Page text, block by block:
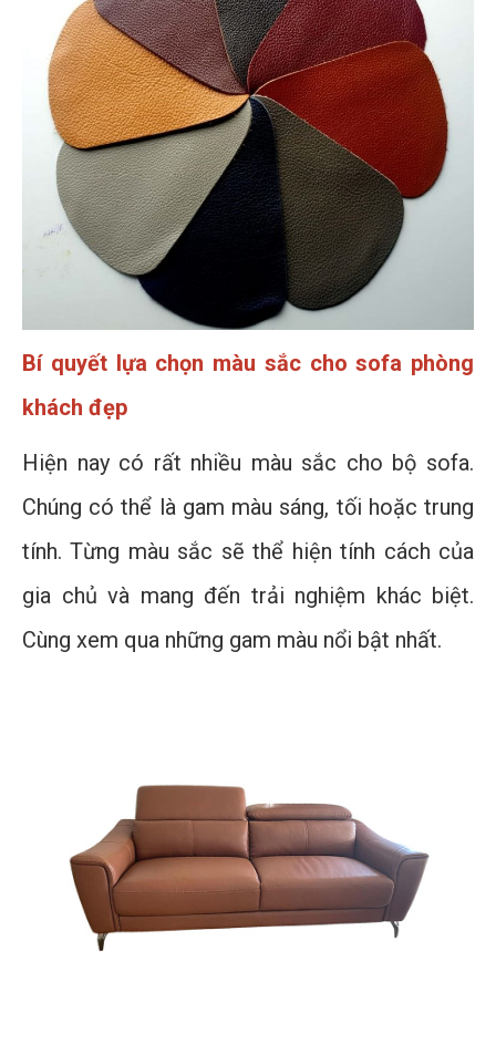
Bí quyết lựa chọn màu sắc cho sofa phòng
khách đẹp
Hiện nay có rất nhiều màu sắc cho bộ sofa.
Chúng có thể là gam màu sáng, tối hoặc trung
tính. Từng màu sắc sẽ thể hiện tính cách của
gia chủ và mang đến trải nghiệm khác biệt.
Cùng xem qua những gam màu nổi bật nhất.